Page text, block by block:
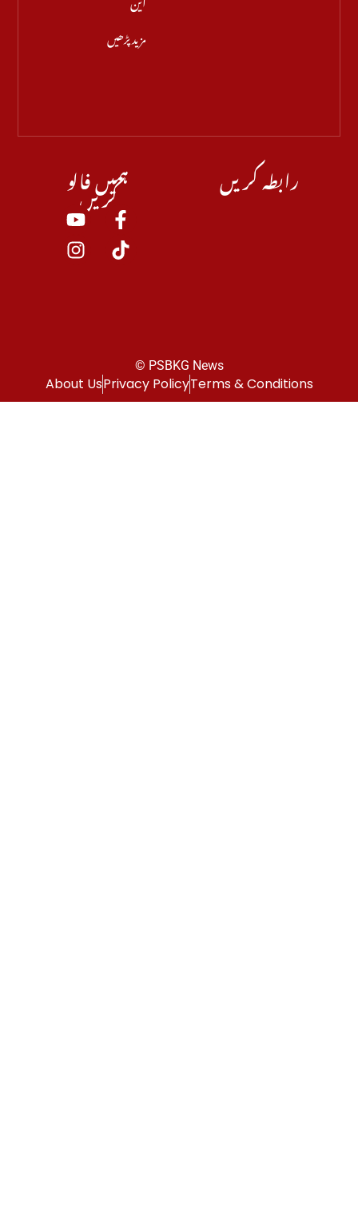
مزید پڑھیں
ہمیں فالو
کریں رابطہ کریں
© PSBKG News
About UsPrivacy PolicyTerms & Conditions